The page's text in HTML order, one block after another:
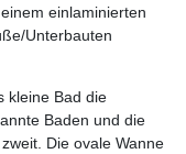
einlaminierten
Unterbauten
kleine Bad die
Baden und die
Die ovale Wanne